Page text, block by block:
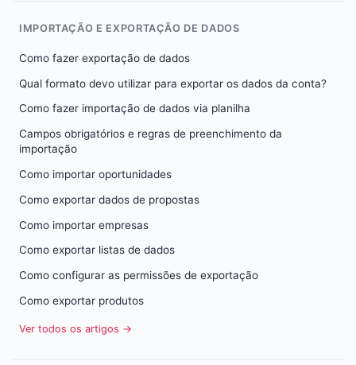
IMPORTAÇÃO E EXPORTAÇÃO DE DADOS
Como fazer exportação de dados
Qual formato devo utilizar para exportar os dados da conta?
Como fazer importação de dados via planilha
Campos obrigatórios e regras de preenchimento da
importação
Como importar oportunidades
Como exportar dados de propostas
Como importar empresas
Como exportar listas de dados
Como configurar as permissões de exportação
Como exportar produtos
Ver todos os artigos →